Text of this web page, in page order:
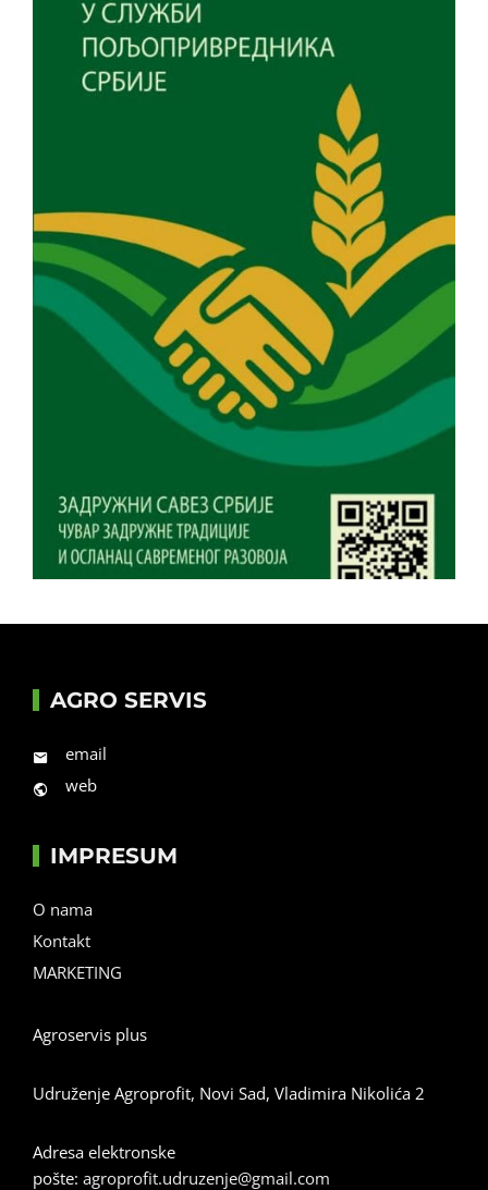
AGRO SERVIS
email
web
IMPRESUM
O nama
Kontakt
MARKETING
Agroservis plus
Udruženje Agroprofit, Novi Sad, Vladimira Nikolića 2
Adresa elektronske
pošte: agroprofit.udruzenje@gmail.com